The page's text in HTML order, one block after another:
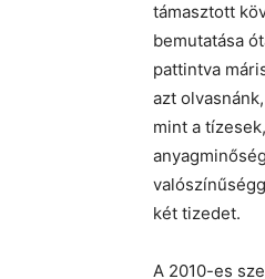
támasztott
bemutatása
pattintva
azt
mint a
két tizedet.
A 2010-es